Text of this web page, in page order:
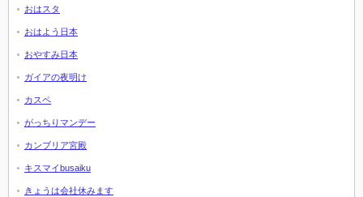
おはスタ
おはよう日本
おやすみ日本
ガイアの夜明け
カスペ
がっちりマンデー
カンブリア宮殿
キスマイbusaiku
きょうは会社休みます